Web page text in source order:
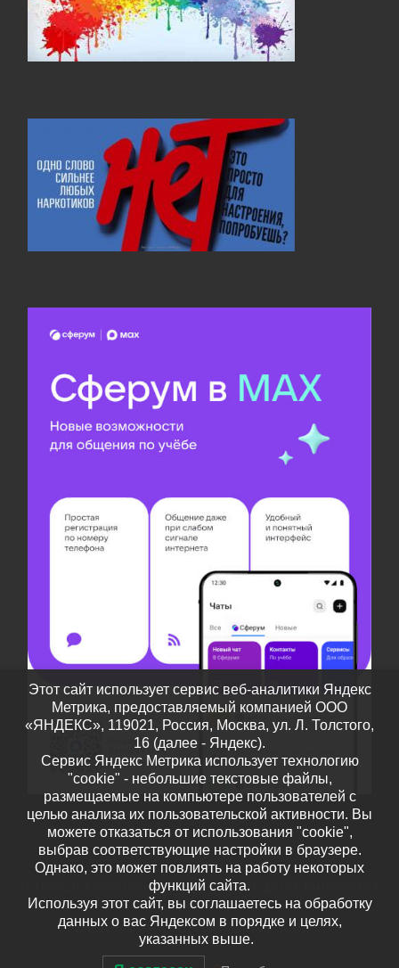
Дополнительное образование детей Тамбовской
области– Все права защищены
Работает наWP – Разработан вТема Customizr
Этот сайт использует сервис веб-аналитики Яндекс
Метрика, предоставляемый компанией ООО
«ЯНДЕКС», 119021, Россия, Москва, ул. Л. Толстого,
16 (далее - Яндекс).
Сервис Яндекс Метрика использует технологию
"cookie" - небольшие текстовые файлы,
размещаемые на компьютере пользователей с
целью анализа их пользовательской активности. Вы
можете отказаться от использования "cookie",
выбрав соответствующие настройки в браузере.
Однако, это может повлиять на работу некоторых
функций сайта.
Используя этот сайт, вы соглашаетесь на обработку
данных о вас Яндексом в порядке и целях,
указанных выше.